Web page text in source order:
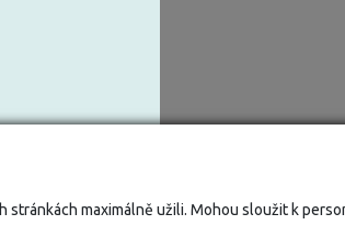
stránkách maximálně užili. Mohou sloužit k